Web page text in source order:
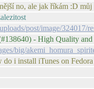
no, ale jak říkám :D
post/image/324017/
- High Quality
big/
do i install iTunes on